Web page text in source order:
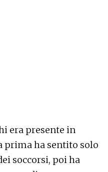
era presente in
prima ha sentito solo
soccorsi, poi ha